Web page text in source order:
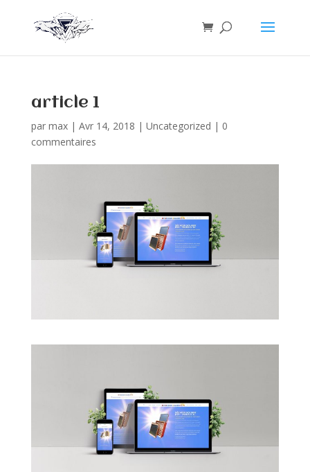
article 1
par max| Avr 14, 2018 | Uncategorized | 0
commentaires